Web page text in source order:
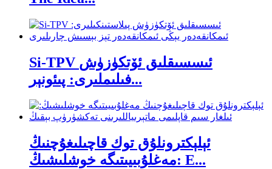
Si-TPV ئىسسىقلىق ئۆتكۈزۈش
فىلىملىرى: پىئونېر...
ئېلېكترونلۇق توك قاچىلىغۇچنىڭ
مەغلۇبىيىتىگە خوشلىشىڭ: E...